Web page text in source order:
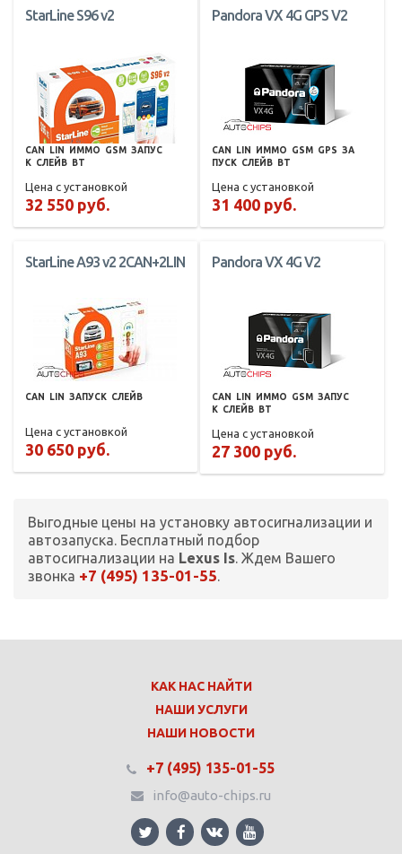
StarLine S96 v2
CAN LIN ИММО GSM ЗАПУС
К СЛЕЙВ BT
Цена с установкой
32 550 руб.
Pandora VX 4G GPS V2
CAN LIN ИММО GSM GPS ЗА
ПУСК СЛЕЙВ BT
Цена с установкой
31 400 руб.
StarLine A93 v2 2CAN+2LIN
CAN LIN ЗАПУСК СЛЕЙВ
Цена с установкой
30 650 руб.
Pandora VX 4G V2
CAN LIN ИММО GSM ЗАПУС
К СЛЕЙВ BT
Цена с установкой
27 300 руб.
Выгодные цены на установку автосигнализации и
автозапуска. Бесплатный подбор
автосигнализации на Lexus Is. Ждем Вашего
звонка +7 (495) 135-01-55.
КАК НАС НАЙТИ
НАШИ УСЛУГИ
НАШИ НОВОСТИ
+7 (495) 135-01-55
info@auto-chips.ru